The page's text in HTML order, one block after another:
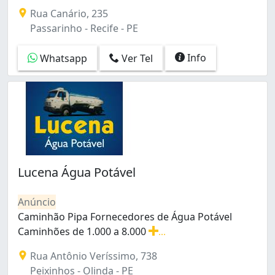
Para tentar amenizar a situação de São Paulo, está
O Recife, considerada uma das capitais mais antigas
Rua Canário, 235
Passarinho - Recife - PE
Whatsapp Ver Tel Info
Lucena Água Potável
Anúncio
Caminhão Pipa Fornecedores de Água Potável
Caminhões de 1.000 a 8.000
Rua Antônio Veríssimo, 738
Peixinhos - Olinda - PE